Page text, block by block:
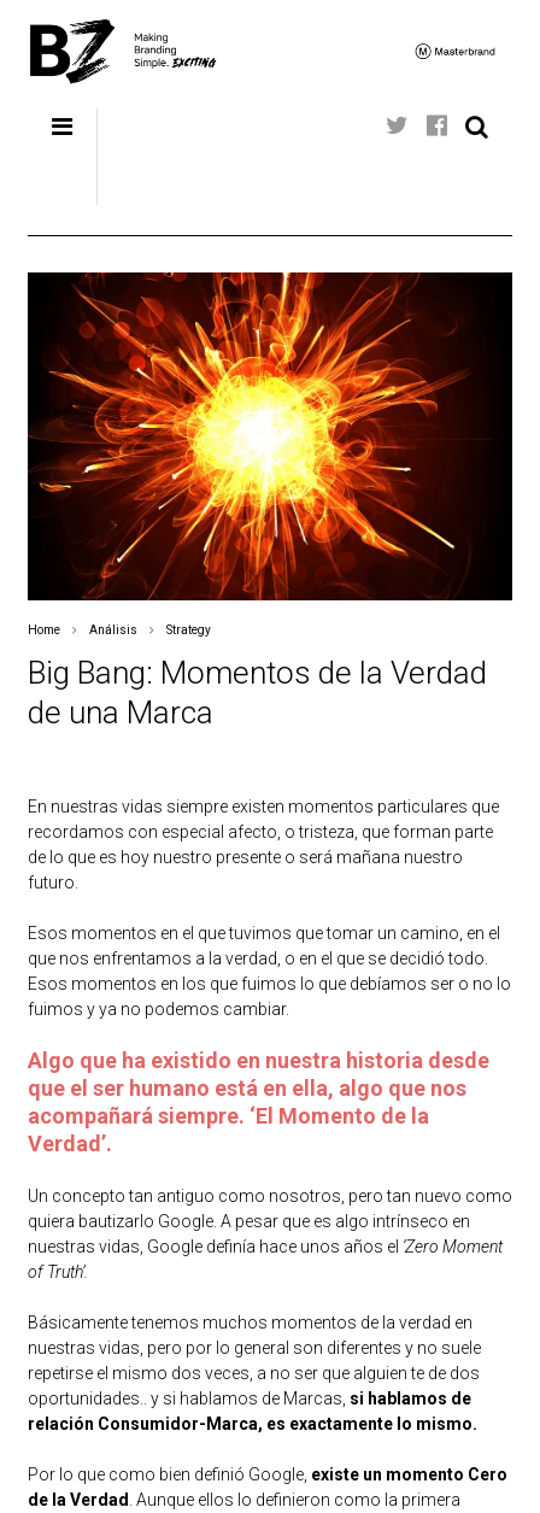
Home Análisis Strategy
Big Bang: Momentos de la Verdad
de una Marca
En nuestras vidas siempre existen momentos particulares que
recordamos con especial afecto, o tristeza, que forman parte
de lo que es hoy nuestro presente o será mañana nuestro
futuro.
Esos momentos en el que tuvimos que tomar un camino, en el
que nos enfrentamos a la verdad, o en el que se decidió todo.
Esos momentos en los que fuimos lo que debíamos ser o no lo
fuimos y ya no podemos cambiar.
Algo que ha existido en nuestra historia desde
que el ser humano está en ella, algo que nos
acompañará siempre. ‘El Momento de la
Verdad’.
Un concepto tan antiguo como nosotros, pero tan nuevo como
quiera bautizarlo Google. A pesar que es algo intrínseco en
nuestras vidas, Google definía hace unos años el ‘Zero Moment
of Truth’.
Básicamente tenemos muchos momentos de la verdad en
nuestras vidas, pero por lo general son diferentes y no suele
repetirse el mismo dos veces, a no ser que alguien te de dos
oportunidades.. y si hablamos de Marcas, si hablamos de
relación Consumidor-Marca, es exactamente lo mismo.
Por lo que como bien definió Google, existe un momento Cero
de la Verdad . Aunque ellos lo definieron como la primera